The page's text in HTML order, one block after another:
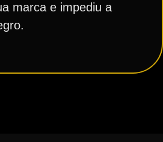
marca e impediu a